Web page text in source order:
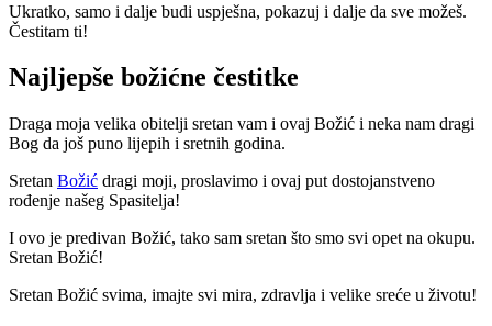
Ukratko, samo i dalje budi uspješna, pokazuj i dalje da sve možeš.
Čestitam ti!
Najljepše božićne čestitke
Draga moja velika obitelji sretan vam i ovaj Božić i neka nam dragi
Bog da još puno lijepih i sretnih godina.
Sretan Božić dragi moji, proslavimo i ovaj put dostojanstveno
rođenje našeg Spasitelja!
I ovo je predivan Božić, tako sam sretan što smo svi opet na okupu.
Sretan Božić!
Sretan Božić svima, imajte svi mira, zdravlja i velike sreće u životu!